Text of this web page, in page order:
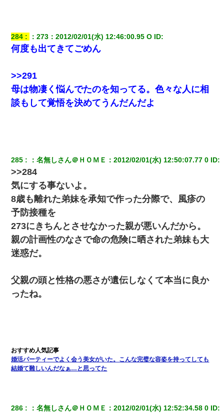
284 ：273 ：2012/02/01(水) 12:46:00.95 O ID:
何度も出てきてごめん
>>291
母は物凄く悩んでたのを知ってる。色々な人に相
談もして覚悟を決めてうんだんだよ
285 ：名無しさん＠ＨＯＭＥ ：2012/02/01(水) 12:50:07.77 0 ID:
>>284
気にする事ないよ。
8歳も離れた弟妹を承知で作った分際で、風疹の
予防接種を
273にきちんとさせなかった親が悪いんだから。
親の計画性のなさで命の危険に晒された弟妹も大
迷惑だ。
父親の頭と性格の悪さが遺伝しなくて本当に良か
ったね。
婚活パーティーでよく会う美女がいた。こんな完璧な容姿を持ってしても
結婚て難しいんだなぁ…と思ってた
286 ：名無しさん＠ＨＯＭＥ ：2012/02/01(水) 12:52:34.58 0 ID: